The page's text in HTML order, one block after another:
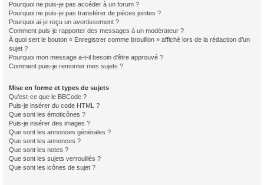
Pourquoi ne puis-je pas accéder à un forum ?
Pourquoi ne puis-je pas transférer de pièces jointes ?
Pourquoi ai-je reçu un avertissement ?
Comment puis-je rapporter des messages à un modérateur ?
À quoi sert le bouton « Enregistrer comme brouillon » affiché lors de la rédaction d’un
sujet ?
Pourquoi mon message a-t-il besoin d’être approuvé ?
Comment puis-je remonter mes sujets ?
Mise en forme et types de sujets
Qu’est-ce que le BBCode ?
Puis-je insérer du code HTML ?
Que sont les émoticônes ?
Puis-je insérer des images ?
Que sont les annonces générales ?
Que sont les annonces ?
Que sont les notes ?
Que sont les sujets verrouillés ?
Que sont les icônes de sujet ?